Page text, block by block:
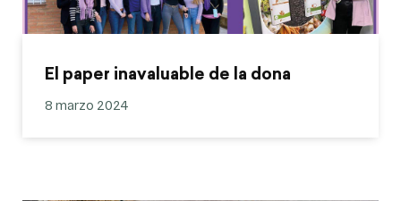
El paper inavaluable de la dona
8 marzo 2024